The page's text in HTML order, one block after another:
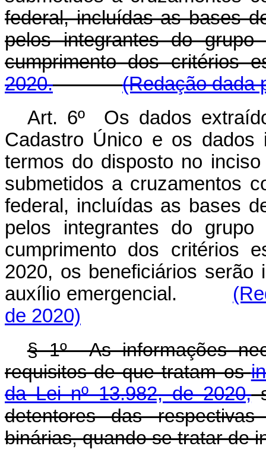
federal, incluídas as bases
pelos integrantes do
cumprimento dos critérios
2020.
(Redação dada
Art. 6º Os dados
Cadastro Único e os dados
termos do disposto no
submetidos a cruzamentos
federal, incluídas as bases
pelos integrantes do
cumprimento dos critérios
2020, os beneficiários serão
auxílio emergencial.
de 2020)
§ 1º As informações
requisitos de que tratam os
da Lei nº 13.982, de 2020,
detentores das
binárias, quando se tratar de